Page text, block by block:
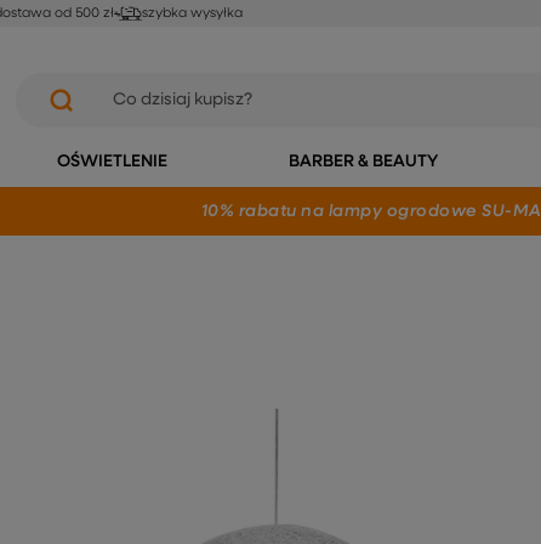
od 500 zł szybka wysyłka
OŚWIETLENIE BARBER & BEAUTY
10% rabatu na lampy ogrodowe SU-MA